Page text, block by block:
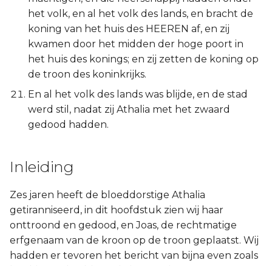
het volk, en al het volk des lands, en bracht de
koning van het huis des HEEREN af, en zij
kwamen door het midden der hoge poort in
het huis des konings; en zij zetten de koning op
de troon des koninkrijks.
En al het volk des lands was blijde, en de stad
werd stil, nadat zij Athalia met het zwaard
gedood hadden.
Inleiding
Zes jaren heeft de bloeddorstige Athalia
getiranniseerd, in dit hoofdstuk zien wij haar
onttroond en gedood, en Joas, de rechtmatige
erfgenaam van de kroon op de troon geplaatst. Wij
hadden er tevoren het bericht van bijna even zoals